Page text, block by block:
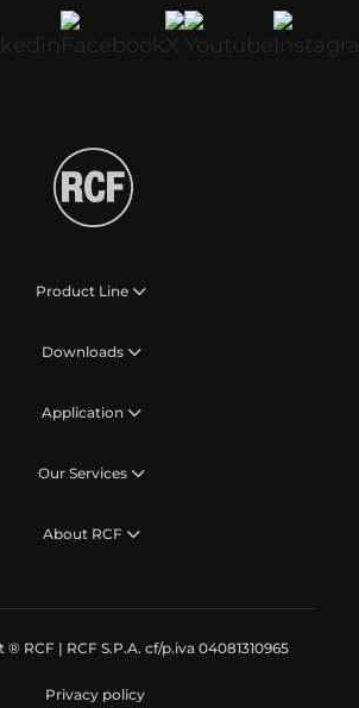
Product Line
Downloads
Application
Our Services
About RCF
RCF | RCF S.P.A. cf/p.iva 04081310965
Privacy policy